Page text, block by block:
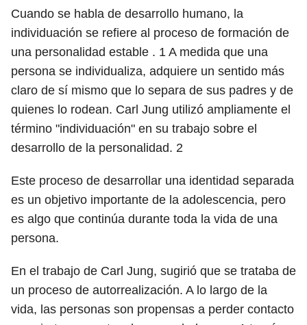
Cuando se habla de desarrollo humano, la
individuación se refiere al proceso de formación de
una personalidad estable . 1 A medida que una
persona se individualiza, adquiere un sentido más
claro de sí mismo que lo separa de sus padres y de
quienes lo rodean. Carl Jung utilizó ampliamente el
término "individuación" en su trabajo sobre el
desarrollo de la personalidad. 2
Este proceso de desarrollar una identidad separada
es un objetivo importante de la adolescencia, pero
es algo que continúa durante toda la vida de una
persona.
En el trabajo de Carl Jung, sugirió que se trataba de
un proceso de autorrealización. A lo largo de la
vida, las personas son propensas a perder contacto